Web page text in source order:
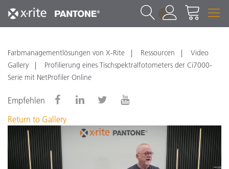
1
Farbmanagementlösungen von X-Rite Ressourcen
Video
Gallery
Profilierung eines Tischspektralfotometers der Ci7000-
Serie mit NetProfiler Online
Empfehlen
Return to Gallery